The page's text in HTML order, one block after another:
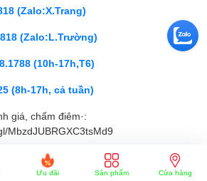
(Zalo:X.Trang)
(Zalo:L.Trường)
(10h-17h,T6)
(8h-17h, cả tuần)
giá, chấm điêm·:
MbzdJUBRGXC3tsMd9
SIÊU NHỎ| Cung cấp bởiSapo
Ưu đãi Sản phẩm Cửa hàng